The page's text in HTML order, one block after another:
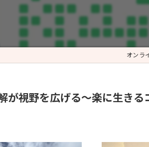
オンラ
が視野を広げる～楽に生きる